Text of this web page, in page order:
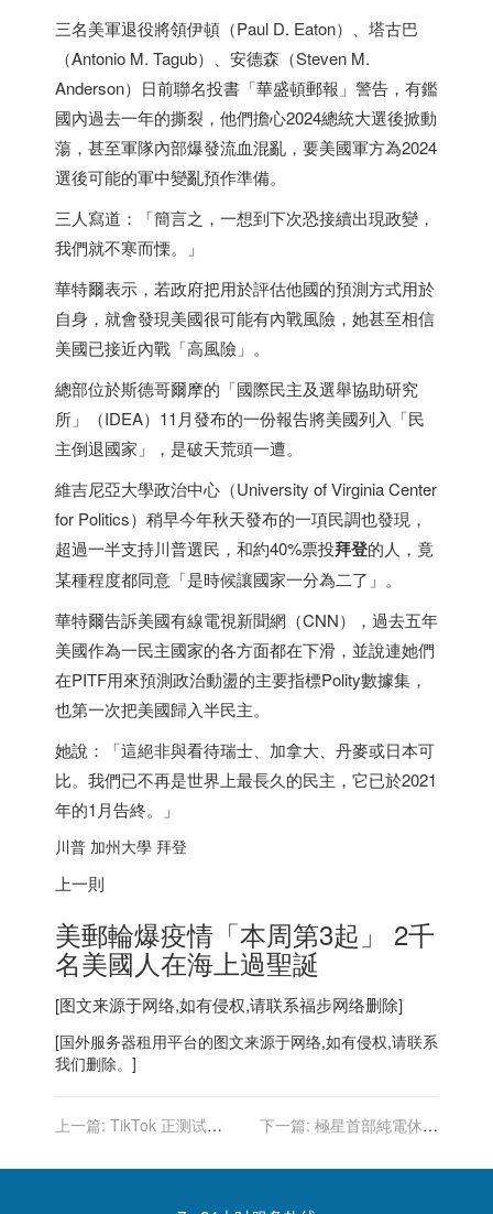
三名美軍退役將領伊頓（Paul D. Eaton）、塔古巴
（Antonio M. Tagub）、安德森（Steven M.
Anderson）日前聯名投書「華盛頓郵報」警告，有鑑
國內過去一年的撕裂，他們擔心2024總統大選後掀動
蕩，甚至軍隊內部爆發流血混亂，要美國軍方為2024
選後可能的軍中變亂預作準備。
三人寫道：「簡言之，一想到下次恐接續出現政變，
我們就不寒而慄。」
華特爾表示，若政府把用於評估他國的預測方式用於
自身，就會發現美國很可能有內戰風險，她甚至相信
美國已接近內戰「高風險」。
總部位於斯德哥爾摩的「國際民主及選舉協助研究
所」（IDEA）11月發布的一份報告將美國列入「民
主倒退國家」，是破天荒頭一遭。
維吉尼亞大學政治中心（University of Virginia Center
for Politics）稍早今年秋天發布的一項民調也發現，
超過一半支持川普選民，和約40%票投拜登的人，竟
某種程度都同意「是時候讓國家一分為二了」。
華特爾告訴美國有線電視新聞網（CNN），過去五年
美國作為一民主國家的各方面都在下滑，並說連她們
在PITF用來預測政治動盪的主要指標Polity數據集，
也第一次把美國歸入半民主。
她說：「這絕非與看待瑞士 加拿大 、丹麥或日本可
比。我們已不再是世界上最長久的民主，它已於2021
年的1月告終。」
川普 加州大學 拜登
上一則
美郵輪爆疫情「本周第3起」 2千
名美國人在海上過聖誕
[图文来源于网络,如有侵权,请联系福步网络删除]
[国外服务器租用平台的图文来源于网络,如有侵权,请联系
我们删除。]
上一篇: TikTok 正测试
TikTok Live Studio，挑战
下一篇: 極星首部純電休旅
登場